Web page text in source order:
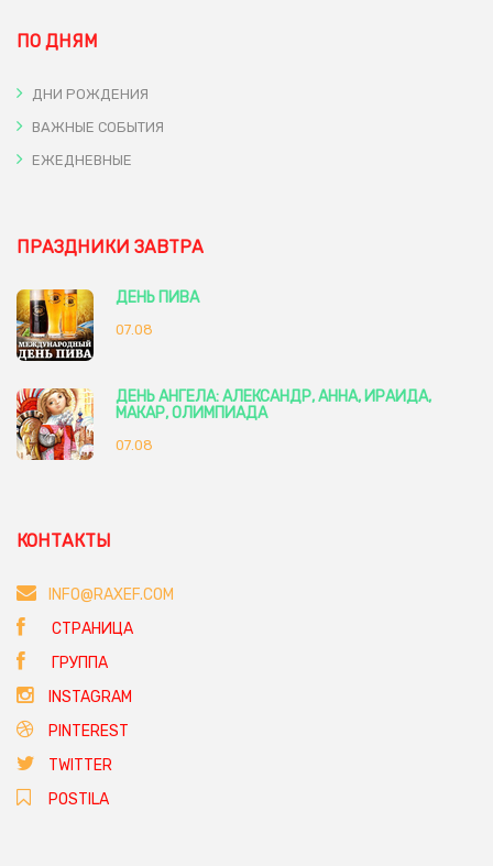
ПО ДНЯМ
ДНИ РОЖДЕНИЯ
ВАЖНЫЕ СОБЫТИЯ
ЕЖЕДНЕВНЫЕ
ПРАЗДНИКИ ЗАВТРА
ДЕНЬ ПИВА
07.08
ДЕНЬ АНГЕЛА: АЛЕКСАНДР, АННА, ИРАИДА,
МАКАР, ОЛИМПИАДА
07.08
КОНТАКТЫ
INFO@RAXEF.COM
СТРАНИЦА
ГРУППА
INSTAGRAM
PINTEREST
TWITTER
POSTILA